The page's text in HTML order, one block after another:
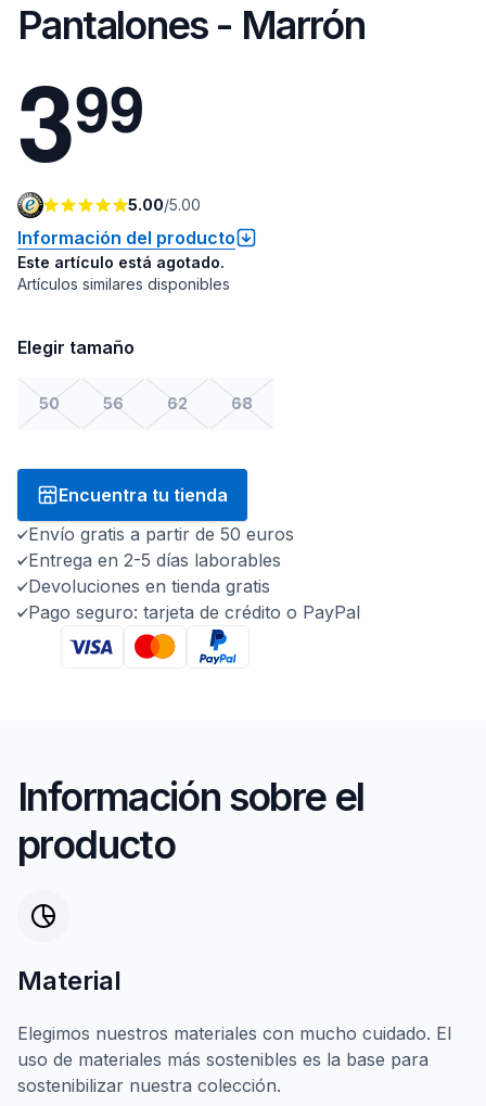
Pantalones - Marrón
399
5.00/5.00
Información del producto
Este artículo está agotado.
Artículos similares disponibles
Elegir tamaño
50 56 62 68
Encuentra tu tienda
Envío gratis a partir de 50 euros
Entrega en 2-5 días laborables
Devoluciones en tienda gratis
Pago seguro: tarjeta de crédito o PayPal
Información sobre el
producto
Material
Elegimos nuestros materiales con mucho cuidado. El
uso de materiales más sostenibles es la base para
sostenibilizar nuestra colección.